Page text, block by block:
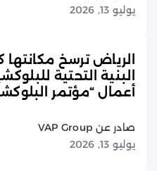
يوليو 13, 2026
الرياض ترسخ
البنية التحتية
أعمال “مؤتمر البلوكشين
صادر عن VAP Group
يوليو 13, 2026